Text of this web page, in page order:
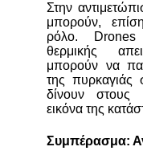
Στην
μπορούν,
ρόλο. Drones
θερμικής
μπορούν να
της πυρκαγιάς
δίνουν στους
εικόνα της
Συμπέρασμα: